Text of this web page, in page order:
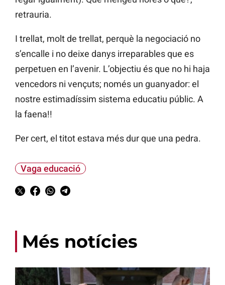
retrauria.
I trellat, molt de trellat, perquè la negociació no
s’encalle i no deixe danys irreparables que es
perpetuen en l’avenir. L’objectiu és que no hi haja
vencedors ni vençuts; només un guanyador: el
nostre estimadíssim sistema educatiu públic. A
la faena!!
Per cert, el titot estava més dur que una pedra.
Vaga educació
Més notícies